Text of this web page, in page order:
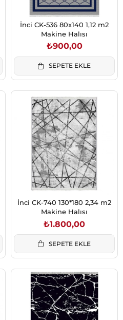
İnci CK-536 80x140 1,12 m2
Makine Halısı
₺900,00
SEPETE EKLE
İnci CK-740 130*180 2,34 m2
Makine Halısı
₺1.800,00
SEPETE EKLE